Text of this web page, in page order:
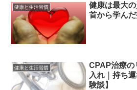
健康と生活習慣
健康は最大
首から学ん
健康と生活習慣
CPAP治療の
入れ｜持ち
験談】